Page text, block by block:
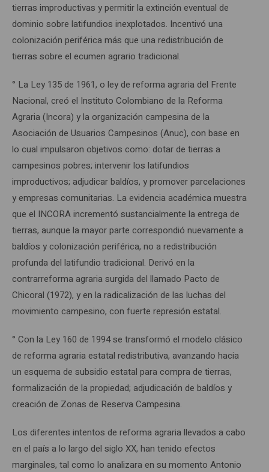
tierras improductivas y permitir la extinción eventual de
dominio sobre latifundios inexplotados. Incentivó una
colonización periférica más que una redistribución de
tierras sobre el ecumen agrario tradicional.
° La Ley 135 de 1961, o ley de reforma agraria del Frente
Nacional, creó el Instituto Colombiano de la Reforma
Agraria (Incora) y la organización campesina de la
Asociación de Usuarios Campesinos (Anuc), con base en
lo cual impulsaron objetivos como: dotar de tierras a
campesinos pobres; intervenir los latifundios
improductivos; adjudicar baldíos, y promover parcelaciones
y empresas comunitarias. La evidencia académica muestra
que el INCORA incrementó sustancialmente la entrega de
tierras, aunque la mayor parte correspondió nuevamente a
baldíos y colonización periférica, no a redistribución
profunda del latifundio tradicional. Derivó en la
contrarreforma agraria surgida del llamado Pacto de
Chicoral (1972), y en la radicalización de las luchas del
movimiento campesino, con fuerte represión estatal.
° Con la Ley 160 de 1994 se transformó el modelo clásico
de reforma agraria estatal redistributiva, avanzando hacia
un esquema de subsidio estatal para compra de tierras,
formalización de la propiedad; adjudicación de baldíos y
creación de Zonas de Reserva Campesina.
Los diferentes intentos de reforma agraria llevados a cabo
en el país a lo largo del siglo XX, han tenido efectos
marginales, tal como lo analizara en su momento Antonio